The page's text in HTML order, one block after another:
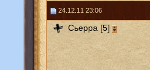
24.12.11 23:06
Сьерра [5]